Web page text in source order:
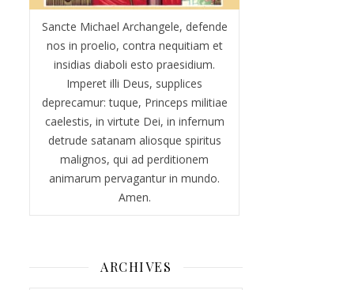
Sancte Michael Archangele, defende
nos in proelio, contra nequitiam et
insidias diaboli esto praesidium.
Imperet illi Deus, supplices
deprecamur: tuque, Princeps militiae
caelestis, in virtute Dei, in infernum
detrude satanam aliosque spiritus
malignos, qui ad perditionem
animarum pervagantur in mundo.
Amen.
ARCHIVES